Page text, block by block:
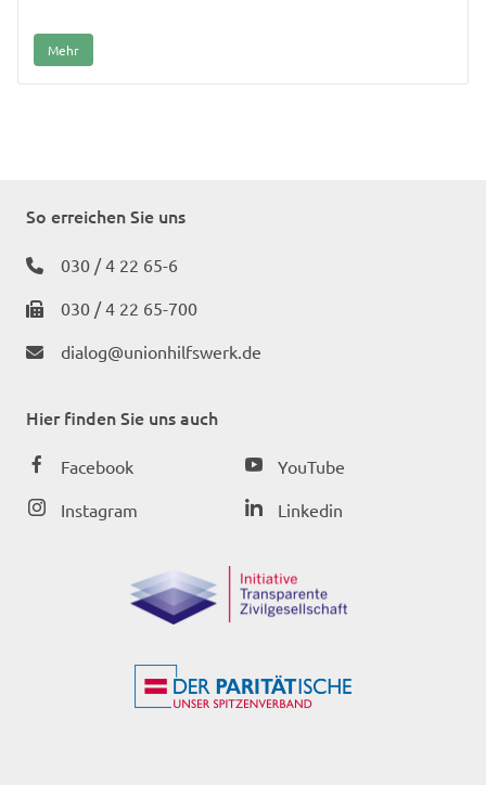
Mehr
So erreichen Sie uns
030 / 4 22 65-6
030 / 4 22 65-700
dialog@unionhilfswerk.de
Hier finden Sie uns auch
Facebook
Instagram
YouTube
Linkedin